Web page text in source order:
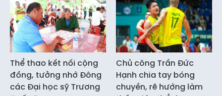
Thể thao kết nối cộng
đồng, tưởng nhớ Đông
các Đại học sỹ Trương
Chủ công Trần Đức
Hạnh chia tay bóng
chuyền, rẽ hướng làm